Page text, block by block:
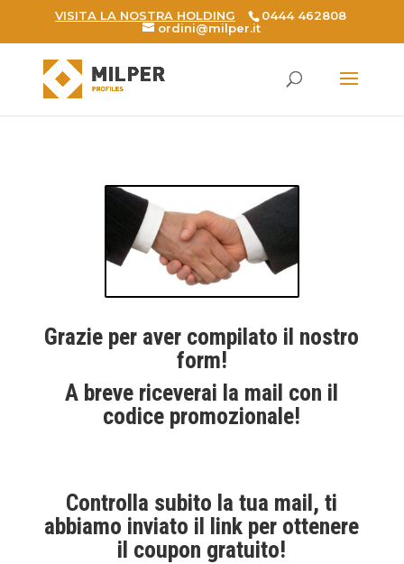
VISITA LA NOSTRA HOLDING
0444 462808
ordini@milper.it
Products
search
Grazie per aver compilato il nostro
form!
A breve riceverai la mail con il
codice promozionale!
Controlla subito la tua mail, ti
abbiamo inviato il link per ottenere
il coupon gratuito!